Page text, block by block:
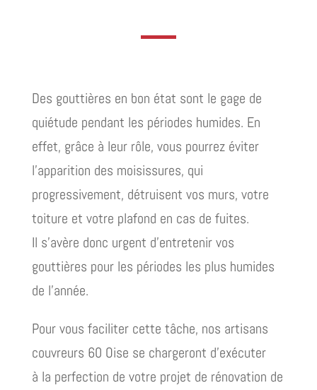
Des gouttières en bon état sont le gage de
quiétude pendant les périodes humides. En
effet, grâce à leur rôle, vous pourrez éviter
l’apparition des moisissures, qui
progressivement, détruisent vos murs, votre
toiture et votre plafond en cas de fuites.
Il s’avère donc urgent d’entretenir vos
gouttières pour les périodes les plus humides
de l’année.
Pour vous faciliter cette tâche, nos artisans
couvreurs 60 Oise se chargeront d’exécuter
à la perfection de votre projet de rénovation de